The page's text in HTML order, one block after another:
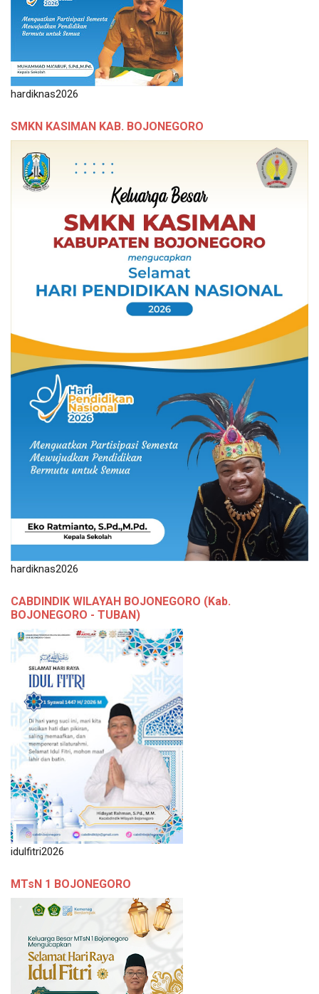
hardiknas2026
SMKN KASIMAN KAB. BOJONEGORO
hardiknas2026
CABDINDIK WILAYAH BOJONEGORO (Kab.
BOJONEGORO - TUBAN)
idulfitri2026
MTsN 1 BOJONEGORO